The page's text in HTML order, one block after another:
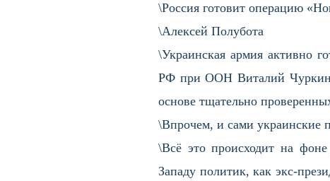
\Россия готовит операцию
\Алексей Полубота
\Украинская армия активно
РФ при ООН Виталий Чуркин.
основе тщательно
\Впрочем, и сами украинские
\Всё это происходит на
Западу политик, как экс-